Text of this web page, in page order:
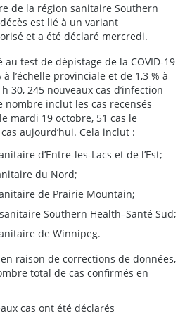
de la région sanitaire Southern
est lié à un variant
et a été déclaré mercredi.
test de dépistage de la COVID-19
l’échelle provinciale et de 1,3 % à
30, 245 nouveaux cas d’infection
nombre inclut les cas recensés
mardi 19 octobre, 51 cas le
aujourd’hui. Cela inclut :
d’Entre-les-Lacs et de l’Est;
du Nord;
de Prairie Mountain;
Southern Health–Santé Sud;
de Winnipeg.
raison de corrections de données,
total de cas confirmés en
cas ont été déclarés